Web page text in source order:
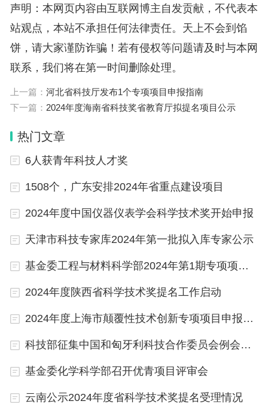
请通过“智汇攻关”（https://zhgg.csti.cn/web/ggzx-xq
zj-pc/#/ykb）获取，个人用户使用“渝快办”账号登
录，选择“项目管理”进入项目管理系统，通过“通知公
告”板块查阅申报通知详情，并在线提交项目申报书
及必备的附件材料。
项目牵头单位、参与单位、项目负责人及项目组成员
须提前通过“重庆政务服务网”（https://zwykb.cq.gov.
办”账号注册。
本次项目申请实行“无纸化”线上申报。申报单位必须
在规定时间内在线确认并提交申请书及相关申报材
交的申报材料。
声明：本网页内容由互联网博主自发贡献，不代表本
站观点，本站不承担任何法律责任。天上不会到馅
饼，请大家谨防诈骗！若有侵权等问题请及时与本网
联系，我们将在第一时间删除处理。
上一篇： 河北省科技厅发布1个专项项目申报指南
下一篇： 2024年度海南省科技奖省教育厅拟提名项目公示
热门文章
6人获青年科技人才奖
1508个，广东安排2024年省重点建设项目
2024年度中国仪器仪表学会科学技术奖开始申报
天津市科技专家库2024年第一批拟入库专家公示
基金委工程与材料科学部2024年第1期专项项目开始申请
2024年度陕西省科学技术奖提名工作启动
2024年度上海市颠覆性技术创新专项项目申报指引发布
科技部征集中国和匈牙利科技合作委员会例会交流项目
基金委化学科学部召开优青项目评审会
云南公示2024年度省科学技术奖提名受理情况